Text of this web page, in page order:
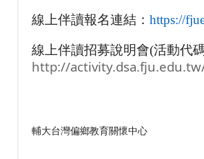
線上伴讀報名連結： https://
線上伴讀招募說明會(活動代
http://
輔大台灣偏鄉教育關懷中心